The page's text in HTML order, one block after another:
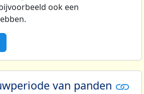
ook een
van panden